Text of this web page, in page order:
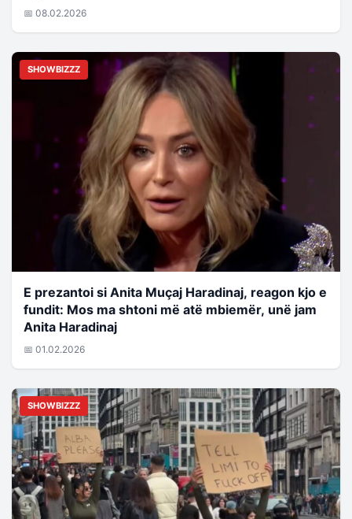
📅 08.02.2026
SHOWBIZZZ
E prezantoi si Anita Muçaj Haradinaj, reagon kjo e
fundit: Mos ma shtoni më atë mbiemër, unë jam
Anita Haradinaj
📅 01.02.2026
SHOWBIZZZ